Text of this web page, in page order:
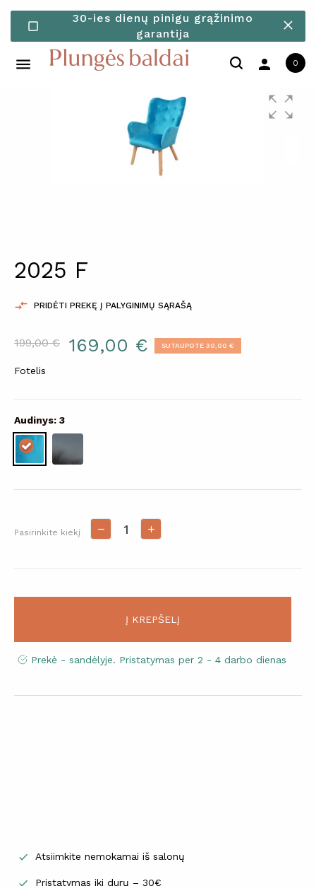
check_box_outline_blank
30-ies dienų pinigu grąžinimo
garantija
person 0
2025 F
 PRIDĖTI PREKĘ Į PALYGINIMŲ SĄRAŠĄ
199,00 € 169,00 € SUTAUPOTE 30,00 €
Fotelis
Audinys: 3
Pasirinkite kiekį
Į KREPŠELĮ
Prekė - sandėlyje. Pristatymas per 2 - 4 darbo dienas
 Atsiimkite nemokamai iš salonų
 Pristatymas iki durų – 30€